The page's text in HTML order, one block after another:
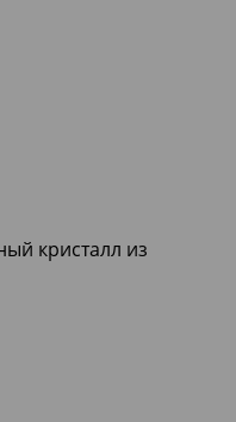
кристалл из